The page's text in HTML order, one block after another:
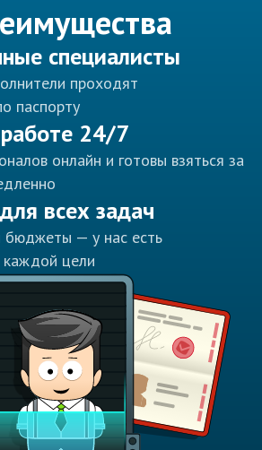
специалисты
проходят
паспорту
24/7
онлайн и готовы взяться за
всех задач
— у нас есть
каждой цели